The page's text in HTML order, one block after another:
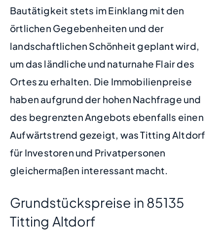
Bautätigkeit stets im Einklang mit den
örtlichen Gegebenheiten und der
landschaftlichen Schönheit geplant wird,
um das ländliche und naturnahe Flair des
Ortes zu erhalten. Die Immobilienpreise
haben aufgrund der hohen Nachfrage und
des begrenzten Angebots ebenfalls einen
Aufwärtstrend gezeigt, was Titting Altdorf
für Investoren und Privatpersonen
gleichermaßen interessant macht.
Grundstückspreise in 85135
Titting Altdorf